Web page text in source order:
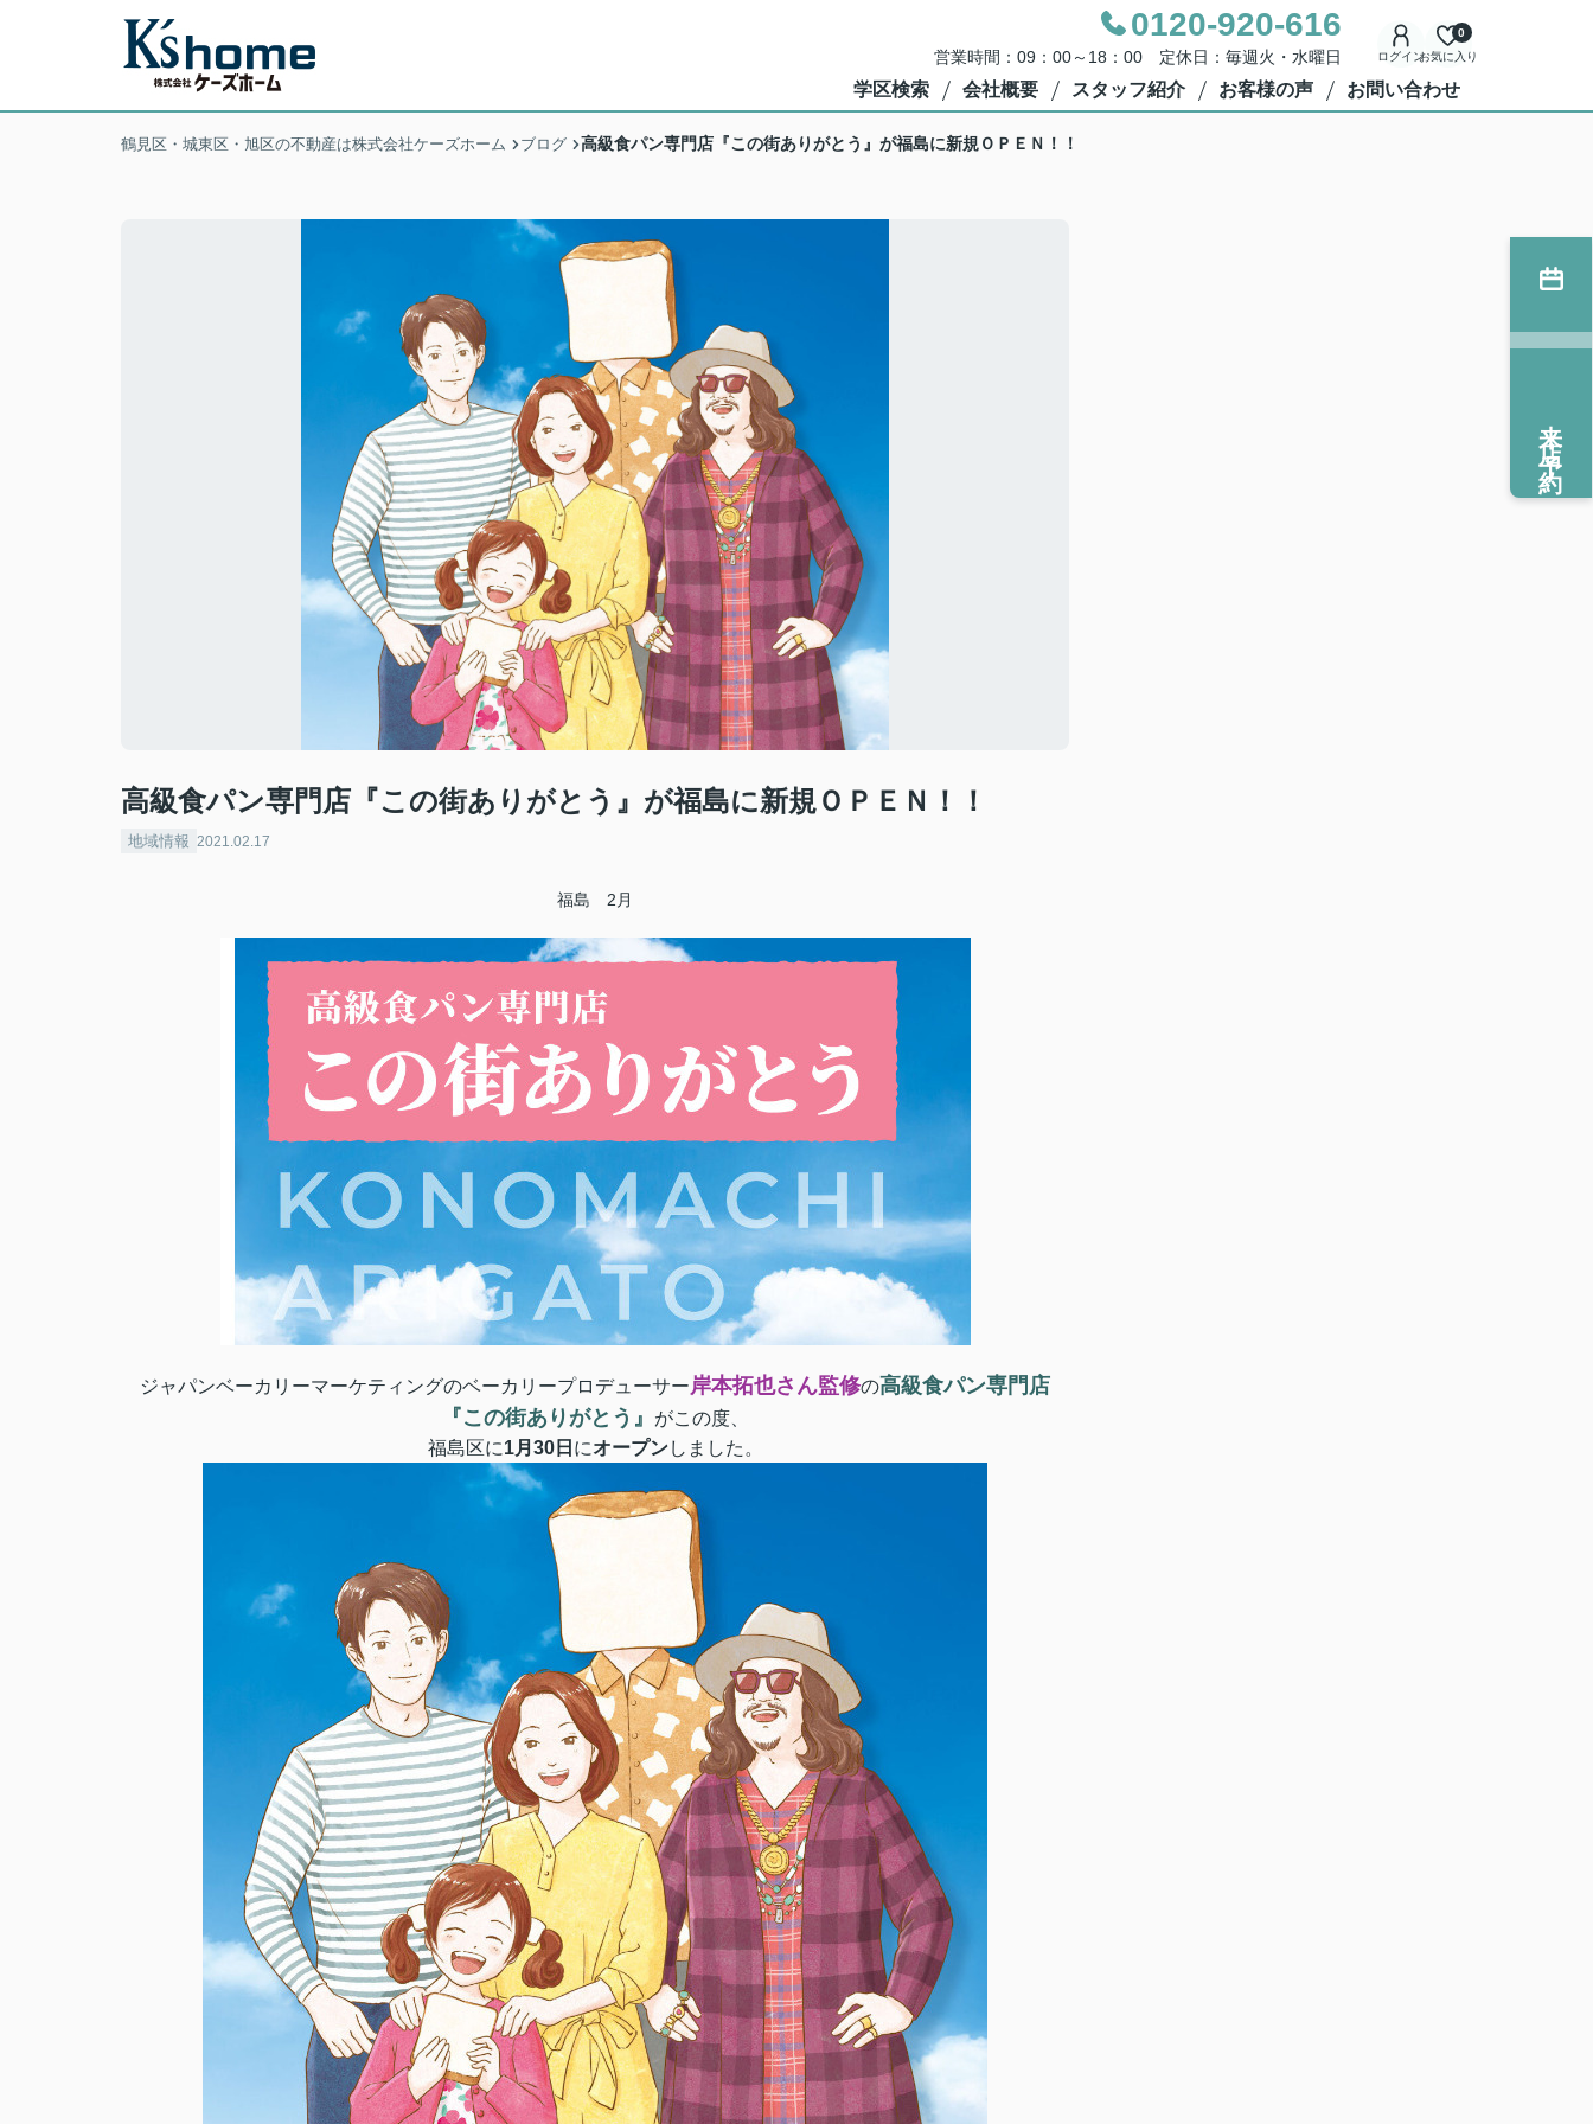
0120-920-616
営業時間：09：00～18：00 定休日：毎週火・水曜日 ログインお気に入り
0
学区検索 会社概要 スタッフ紹介 お客様の声 お問い合わせ
鶴見区・城東区・旭区の不動産は株式会社ケーズホーム ブログ 高級食パン専門店『この街ありがとう』が福島に新規ＯＰＥＮ！！
高級食パン専門店『この街ありがとう』が福島に新規ＯＰＥＮ！！
地域情報 2021.02.17
福島 2月
ジャパンベーカリーマーケティングのベーカリープロデューサー岸本拓也さん監修の高級食パン専門店
『この街ありがとう』
がこの度、
福島区に1月30日 にオープンしました。
来店予約